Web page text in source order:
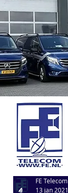
FE Telecom
13 jan 2021